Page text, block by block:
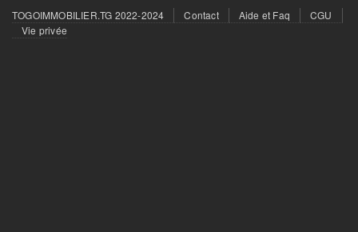
Footer
menu
TOGOIMMOBILIER.TG 2022-2024 Contact Aide et Faq
CGU
Vie privée